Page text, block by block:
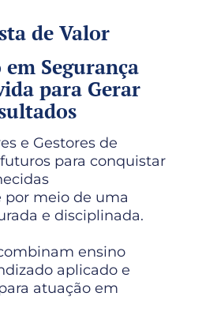
de Valor
em Segurança
para Gerar
e Gestores de
para conquistar
meio de uma
e disciplinada.
ensino
aplicado e
atuação em